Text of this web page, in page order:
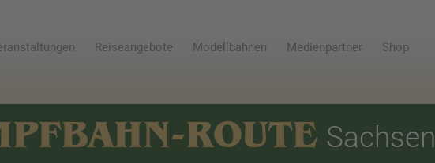
Reiseangebote Modellbahnen Medienpartner Shop
ROUTE Sachsen